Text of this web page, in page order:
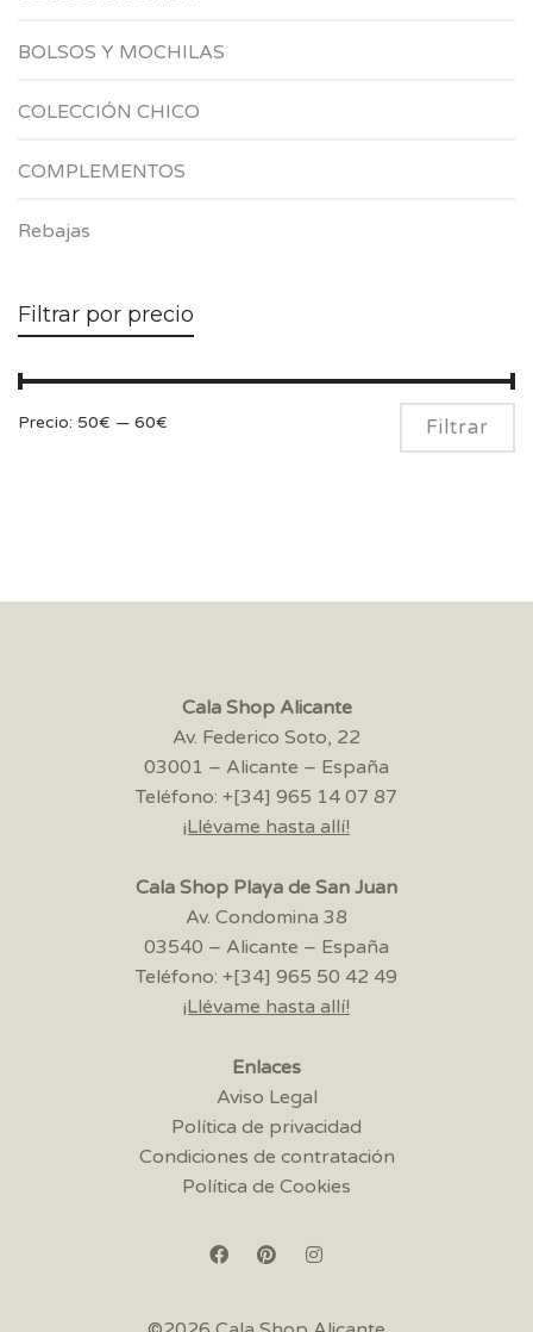
BOLSOS Y MOCHILAS
COLECCIÓN CHICO
COMPLEMENTOS
Rebajas
Filtrar por precio
Filtrar
Precio: 50€ — 60€
Cala Shop Alicante
Av. Federico Soto, 22
03001 – Alicante – España
Teléfono: +[34] 965 14 07 87
¡Llévame hasta allí!
Cala Shop Playa de San Juan
Av. Condomina 38
03540 – Alicante – España
Teléfono: +[34] 965 50 42 49
¡Llévame hasta allí!
Enlaces
Aviso Legal
Política de privacidad
Condiciones de contratación
Política de Cookies